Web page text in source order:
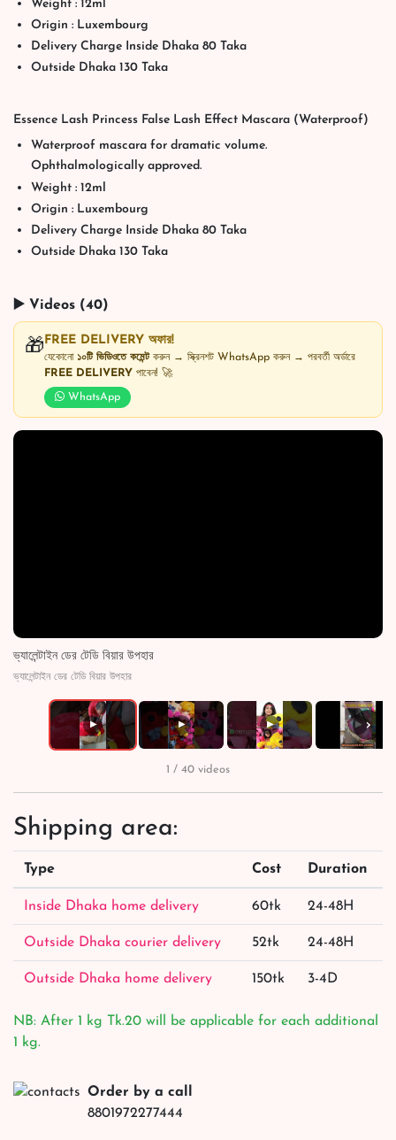
Weight : 12ml
Origin : Luxembourg
Delivery Charge Inside Dhaka 80 Taka
Outside Dhaka 130 Taka
Essence Lash Princess False Lash Effect Mascara (Waterproof)
Waterproof mascara for dramatic volume.
Ophthalmologically approved.
Weight : 12ml
Origin : Luxembourg
Delivery Charge Inside Dhaka 80 Taka
Outside Dhaka 130 Taka
▶️ Videos (40)
🎁 FREE DELIVERY অফার!
যেকোনো ১০টি ভিডিওতে কমেন্টকরুন → স্ক্রিনশট WhatsApp করুন → পরবর্তী অর্ডারে
FREE DELIVERY পাবেন! 🚀
WhatsApp
ভ্যালেন্টাইন ডের টেডি বিয়ার উপহার
ভ্যালেন্টাইন ডের টেডি বিয়ার উপহার
▶ ▶ ▶ ▶ ›
1 / 40 videos
Shipping area:
Type Cost Duration
Inside Dhaka home delivery 60tk 24-48H
Outside Dhaka courier delivery 52tk 24-48H
Outside Dhaka home delivery 150tk 3-4D
NB: After 1 kg Tk.20 will be applicable for each additional
1 kg.
Order by a call
8801972277444